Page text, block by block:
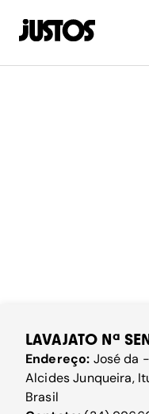
LAVAJATO Nª
Endereço: José da
Alcides Junqueira,
Brasil